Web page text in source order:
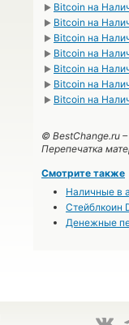
► Bitcoin на
► Bitcoin на
► Bitcoin на
► Bitcoin на
► Bitcoin на
► Bitcoin на
► Bitcoin на
© BestChange.ru –
Перепечатка
Смотрите также
Наличные в
Стейблкоин
Денежные